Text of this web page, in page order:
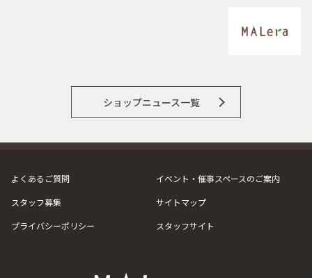
ショップニュース一覧
よくあるご質問
イベント・催事スペースのご案内
スタッフ募集
サイトマップ
プライバシーポリシー
スタッフサイト